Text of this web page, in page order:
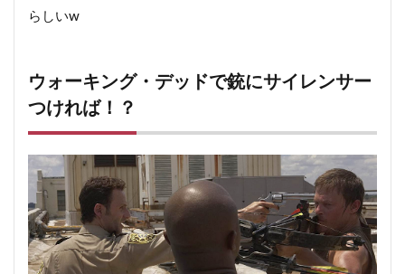
らしいw
ウォーキング・デッドで銃にサイレンサー
つければ！？